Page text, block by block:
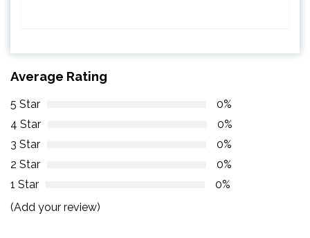
Average Rating
5 Star
0%
4 Star
0%
3 Star
0%
2 Star
0%
1 Star
0%
(Add your review)